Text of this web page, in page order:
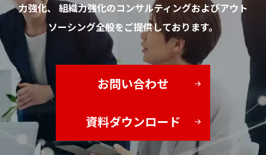
力強化、 組織力強化のコンサルティングおよびアウト
ソーシング全般をご提供しております。
お問い合わせ
資料ダウンロード